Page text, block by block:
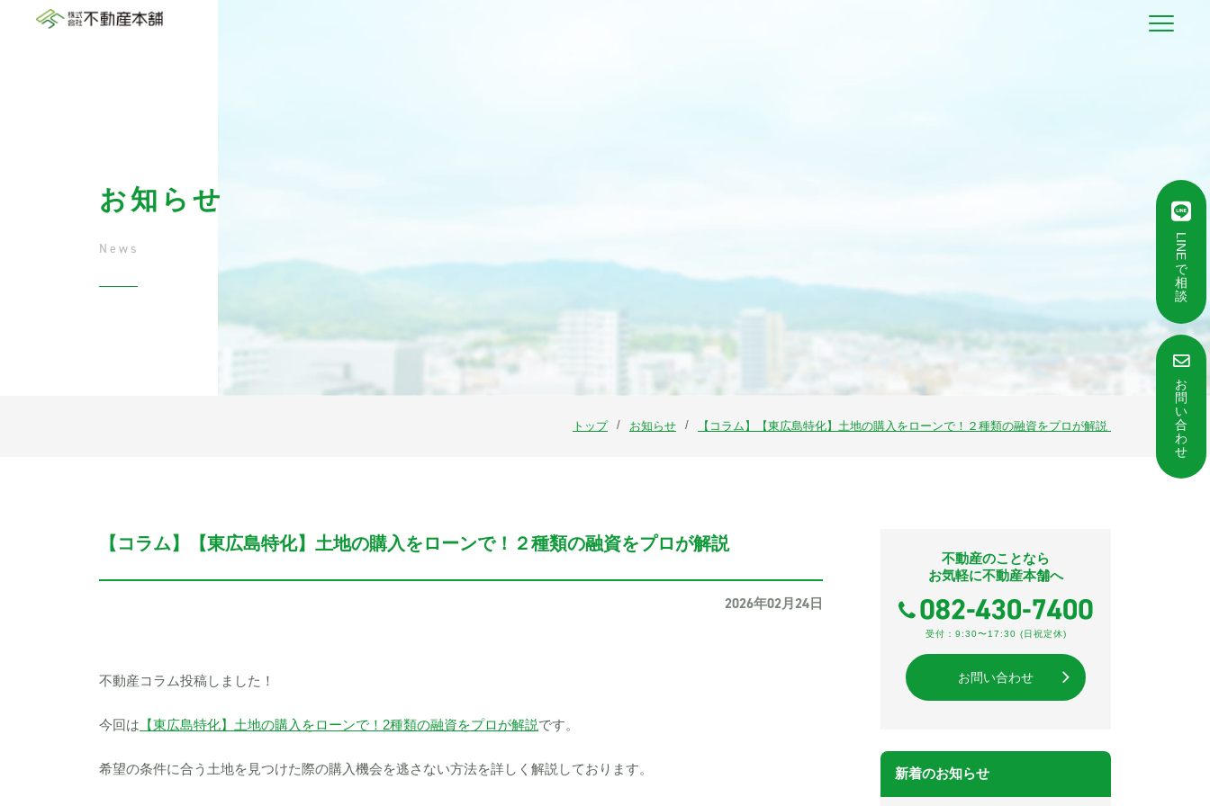
LINE
で
相
談
お
問
い
合
わ
せ
お知らせ
News
トップ お知らせ 【コラム】【東広島特化】土地の購入をローンで！２種類の融資をプロが解説
【コラム】【東広島特化】土地の購入をローンで！２種類の融資をプロが解説
2026年02月24日
不動産コラム投稿しました！
今回は 【東広島特化】土地の購入をローンで！2種類の融資をプロが解説です。
希望の条件に合う土地を見つけた際の購入機会を逃さない方法を詳しく解説しております。
不動産のことなら
お気軽に不動産本舗へ
受付：9:30〜17:30 (日祝定休)
お問い合わせ
新着のお知らせ